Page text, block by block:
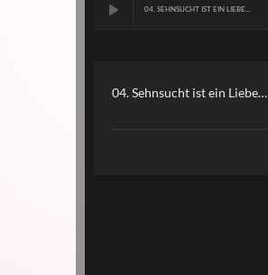
04. SEHNSUCHT IST EIN LIEBE...
04. Sehnsucht ist ein Liebe…